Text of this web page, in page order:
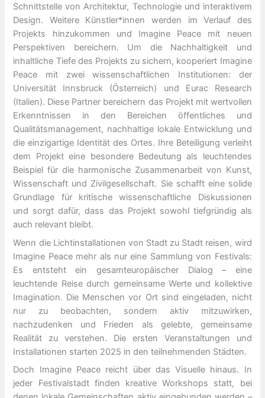
Schnittstelle von Architektur, Technologie und interaktivem
Design. Weitere Künstler*innen werden im Verlauf des
Projekts hinzukommen und Imagine Peace mit neuen
Perspektiven bereichern. Um die Nachhaltigkeit und
inhaltliche Tiefe des Projekts zu sichern, kooperiert Imagine
Peace mit zwei wissenschaftlichen Institutionen: der
Universität Innsbruck (Österreich) und Eurac Research
(Italien). Diese Partner bereichern das Projekt mit wertvollen
Erkenntnissen in den Bereichen öffentliches und
Qualitätsmanagement, nachhaltige lokale Entwicklung und
die einzigartige Identität des Ortes. Ihre Beteiligung verleiht
dem Projekt eine besondere Bedeutung als leuchtendes
Beispiel für die harmonische Zusammenarbeit von Kunst,
Wissenschaft und Zivilgesellschaft. Sie schafft eine solide
Grundlage für kritische wissenschaftliche Diskussionen
und sorgt dafür, dass das Projekt sowohl tiefgründig als
auch relevant bleibt.
Wenn die Lichtinstallationen von Stadt zu Stadt reisen, wird
Imagine Peace mehr als nur eine Sammlung von Festivals:
Es entsteht ein gesamteuropäischer Dialog – eine
leuchtende Reise durch gemeinsame Werte und kollektive
Imagination. Die Menschen vor Ort sind eingeladen, nicht
nur zu beobachten, sondern aktiv mitzuwirken,
nachzudenken und Frieden als gelebte, gemeinsame
Realität zu verstehen. Die ersten Veranstaltungen und
Installationen starten 2025 in den teilnehmenden Städten.
Doch Imagine Peace reicht über das Visuelle hinaus. In
jeder Festivalstadt finden kreative Workshops statt, bei